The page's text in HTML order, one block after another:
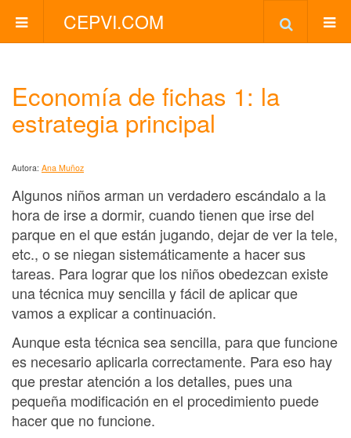
CEPVI.COM
Economía de fichas 1: la
estrategia principal
Autora: Ana Muñoz
Algunos niños arman un verdadero escándalo a la
hora de irse a dormir, cuando tienen que irse del
parque en el que están jugando, dejar de ver la tele,
etc., o se niegan sistemáticamente a hacer sus
tareas. Para lograr que los niños obedezcan existe
una técnica muy sencilla y fácil de aplicar que
vamos a explicar a continuación.
Aunque esta técnica sea sencilla, para que funcione
es necesario aplicarla correctamente. Para eso hay
que prestar atención a los detalles, pues una
pequeña modificación en el procedimiento puede
hacer que no funcione.